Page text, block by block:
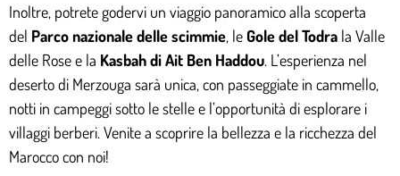
Inoltre, potrete godervi un viaggio panoramico alla scoperta
del Parco nazionale delle scimmie, le Gole del Todra la Valle
delle Rose e la Kasbah di Ait Ben Haddou. L’esperienza nel
deserto di Merzouga sarà unica, con passeggiate in cammello,
notti in campeggi sotto le stelle e l’opportunità di esplorare i
villaggi berberi. Venite a scoprire la bellezza e la ricchezza del
Marocco con noi!